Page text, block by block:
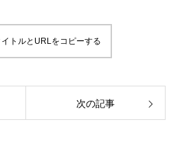
トルとURLをコピーする
次の記事